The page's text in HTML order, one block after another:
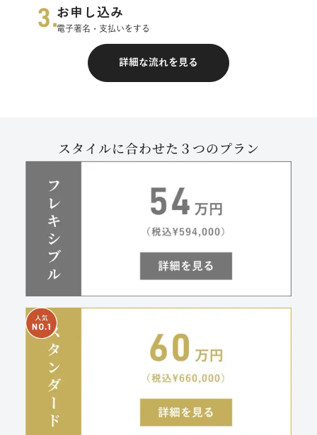
お申し込み
電子著名・支払いをする
詳細な流れを見る
スタイルに合わせた３つのプラン